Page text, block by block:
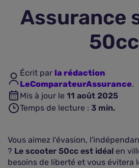
Assurance vie
Assurance
50cc
Écrit par la rédaction
LeComparateurAssurance.
Mis à jour le 11 août 2025
Temps de lecture : 3 min.
Vous aimez l'évasion,
? Le scooter 50cc est idéal en
besoins de liberté et vous évitera